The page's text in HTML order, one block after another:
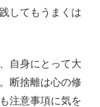
してもうまくは
自身にとって大
断捨離は心の修
注意事項に気を